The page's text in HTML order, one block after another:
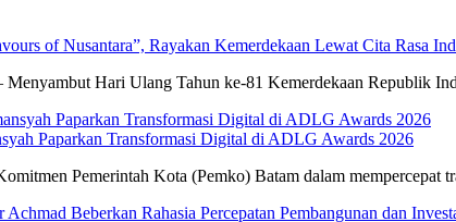
of Nusantara”, Rayakan Kemerdekaan Lewat Cita Rasa
Menyambut Hari Ulang Tahun ke-81 Kemerdekaan Republik
Paparkan Transformasi Digital di ADLG Awards 2026
Pemerintah Kota (Pemko) Batam dalam mempercepat